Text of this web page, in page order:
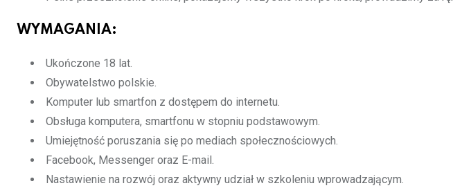
WYMAGANIA:
Ukończone 18 lat.
Obywatelstwo polskie.
Komputer lub smartfon z dostępem do internetu.
Obsługa komputera, smartfonu w stopniu podstawowym.
Umiejętność poruszania się po mediach społecznościowych.
Facebook, Messenger oraz E-mail.
Nastawienie na rozwój oraz aktywny udział w szkoleniu wprowadzającym.